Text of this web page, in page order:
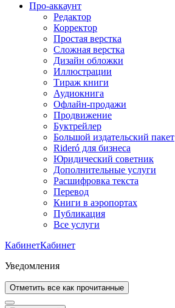
Про-аккаунт
Редактор
Корректор
Простая верстка
Сложная верстка
Дизайн обложки
Иллюстрации
Тираж книги
Аудиокнига
Офлайн-продажи
Продвижение
Буктрейлер
Большой издательский пакет
Rideró для бизнеса
Юридический советник
Дополнительные услуги
Расшифровка текста
Перевод
Книги в аэропортах
Публикация
Все услуги
КабинетКабинет
Уведомления
Отметить все как прочитанные